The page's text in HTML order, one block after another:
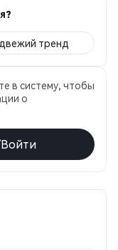
тренд
в систему, чтобы
о
Войти